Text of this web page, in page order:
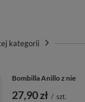
kategorii
Bombilla Anillo z
27,90 zł / szt.